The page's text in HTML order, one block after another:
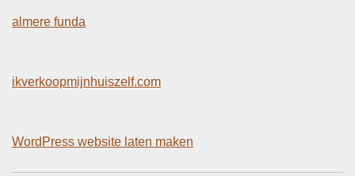
almere funda
ikverkoopmijnhuiszelf.com
WordPress website laten maken